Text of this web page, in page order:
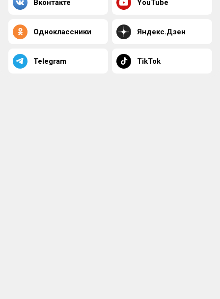
Вконтакте YouTube
Одноклассники Яндекс.Дзен
Telegram TikTok